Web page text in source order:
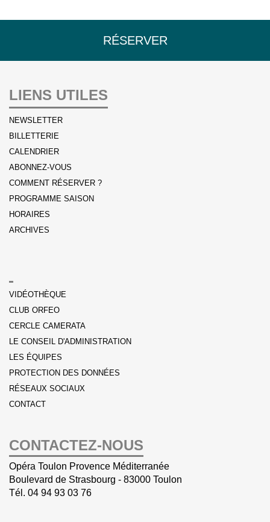
RÉSERVER
LIENS UTILES
NEWSLETTER
BILLETTERIE
CALENDRIER
ABONNEZ-VOUS
COMMENT RÉSERVER ?
PROGRAMME SAISON
HORAIRES
ARCHIVES
VIDÉOTHÈQUE
CLUB ORFEO
CERCLE CAMERATA
LE CONSEIL D'ADMINISTRATION
LES ÉQUIPES
PROTECTION DES DONNÉES
RÉSEAUX SOCIAUX
CONTACT
CONTACTEZ-NOUS
Opéra Toulon Provence Méditerranée
Boulevard de Strasbourg - 83000 Toulon
Tél. 04 94 93 03 76